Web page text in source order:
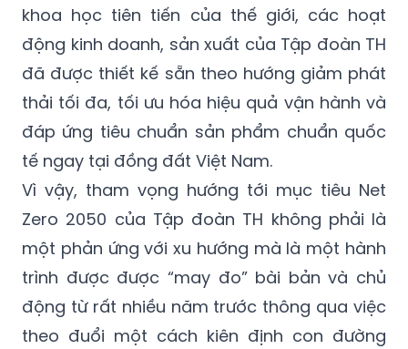
khoa học tiên tiến của thế giới, các hoạt
động kinh doanh, sản xuất của Tập đoàn TH
đã được thiết kế sẵn theo hướng giảm phát
thải tối đa, tối ưu hóa hiệu quả vận hành và
đáp ứng tiêu chuẩn sản phẩm chuẩn quốc
tế ngay tại đồng đất Việt Nam.
Vì vậy, tham vọng hướng tới mục tiêu Net
Zero 2050 của Tập đoàn TH không phải là
một phản ứng với xu hướng mà là một hành
trình được được “may đo” bài bản và chủ
động từ rất nhiều năm trước thông qua việc
theo đuổi một cách kiên định con đường